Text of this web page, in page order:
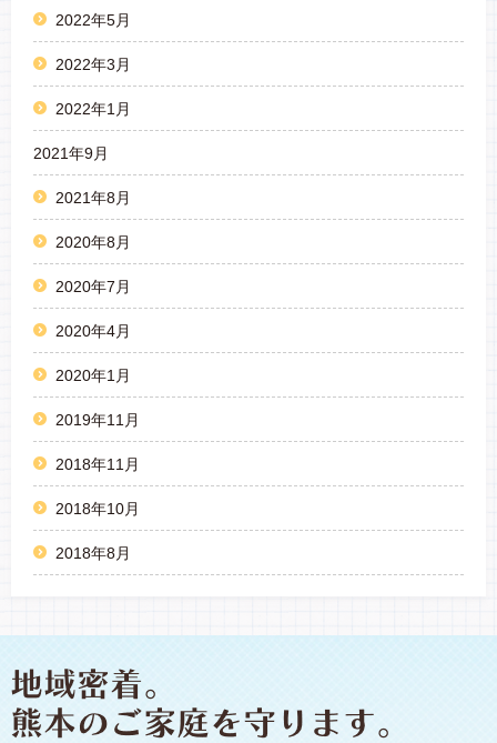
2022年5月
2022年3月
2022年1月
2021年9月
2021年8月
2020年8月
2020年7月
2020年4月
2020年1月
2019年11月
2018年11月
2018年10月
2018年8月